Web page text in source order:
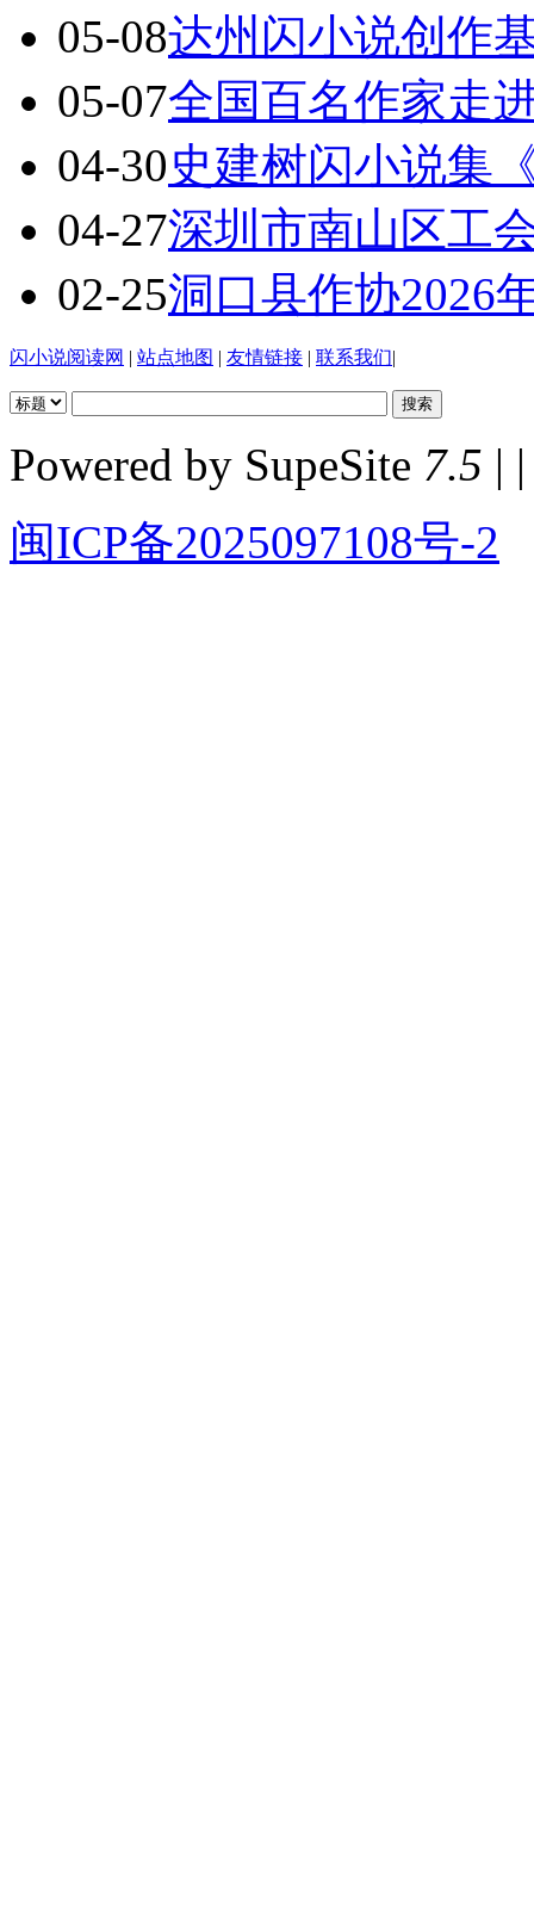
05-08达州闪小说创作
05-07全国百名作家走
04-30史建树闪小说集
04-27深圳市南山区工
02-25洞口县作协2026
闪小说阅读网 | 站点地图 | 友情链接 | 联系我们|
Powered by SupeSite 7.5 | |
闽ICP备2025097108号-2